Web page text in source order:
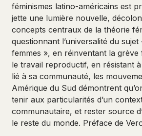
féminismes latino-américains est
jette une lumière nouvelle,
concepts centraux de la théorie
questionnant l’universalité du sujet
femmes », en réinventant la grève
le travail reproductif, en résistant
lié à sa communauté, les
Amérique du Sud démontrent
tenir aux particularités d’un
communautaire, et rester source
le reste du monde. Préface de